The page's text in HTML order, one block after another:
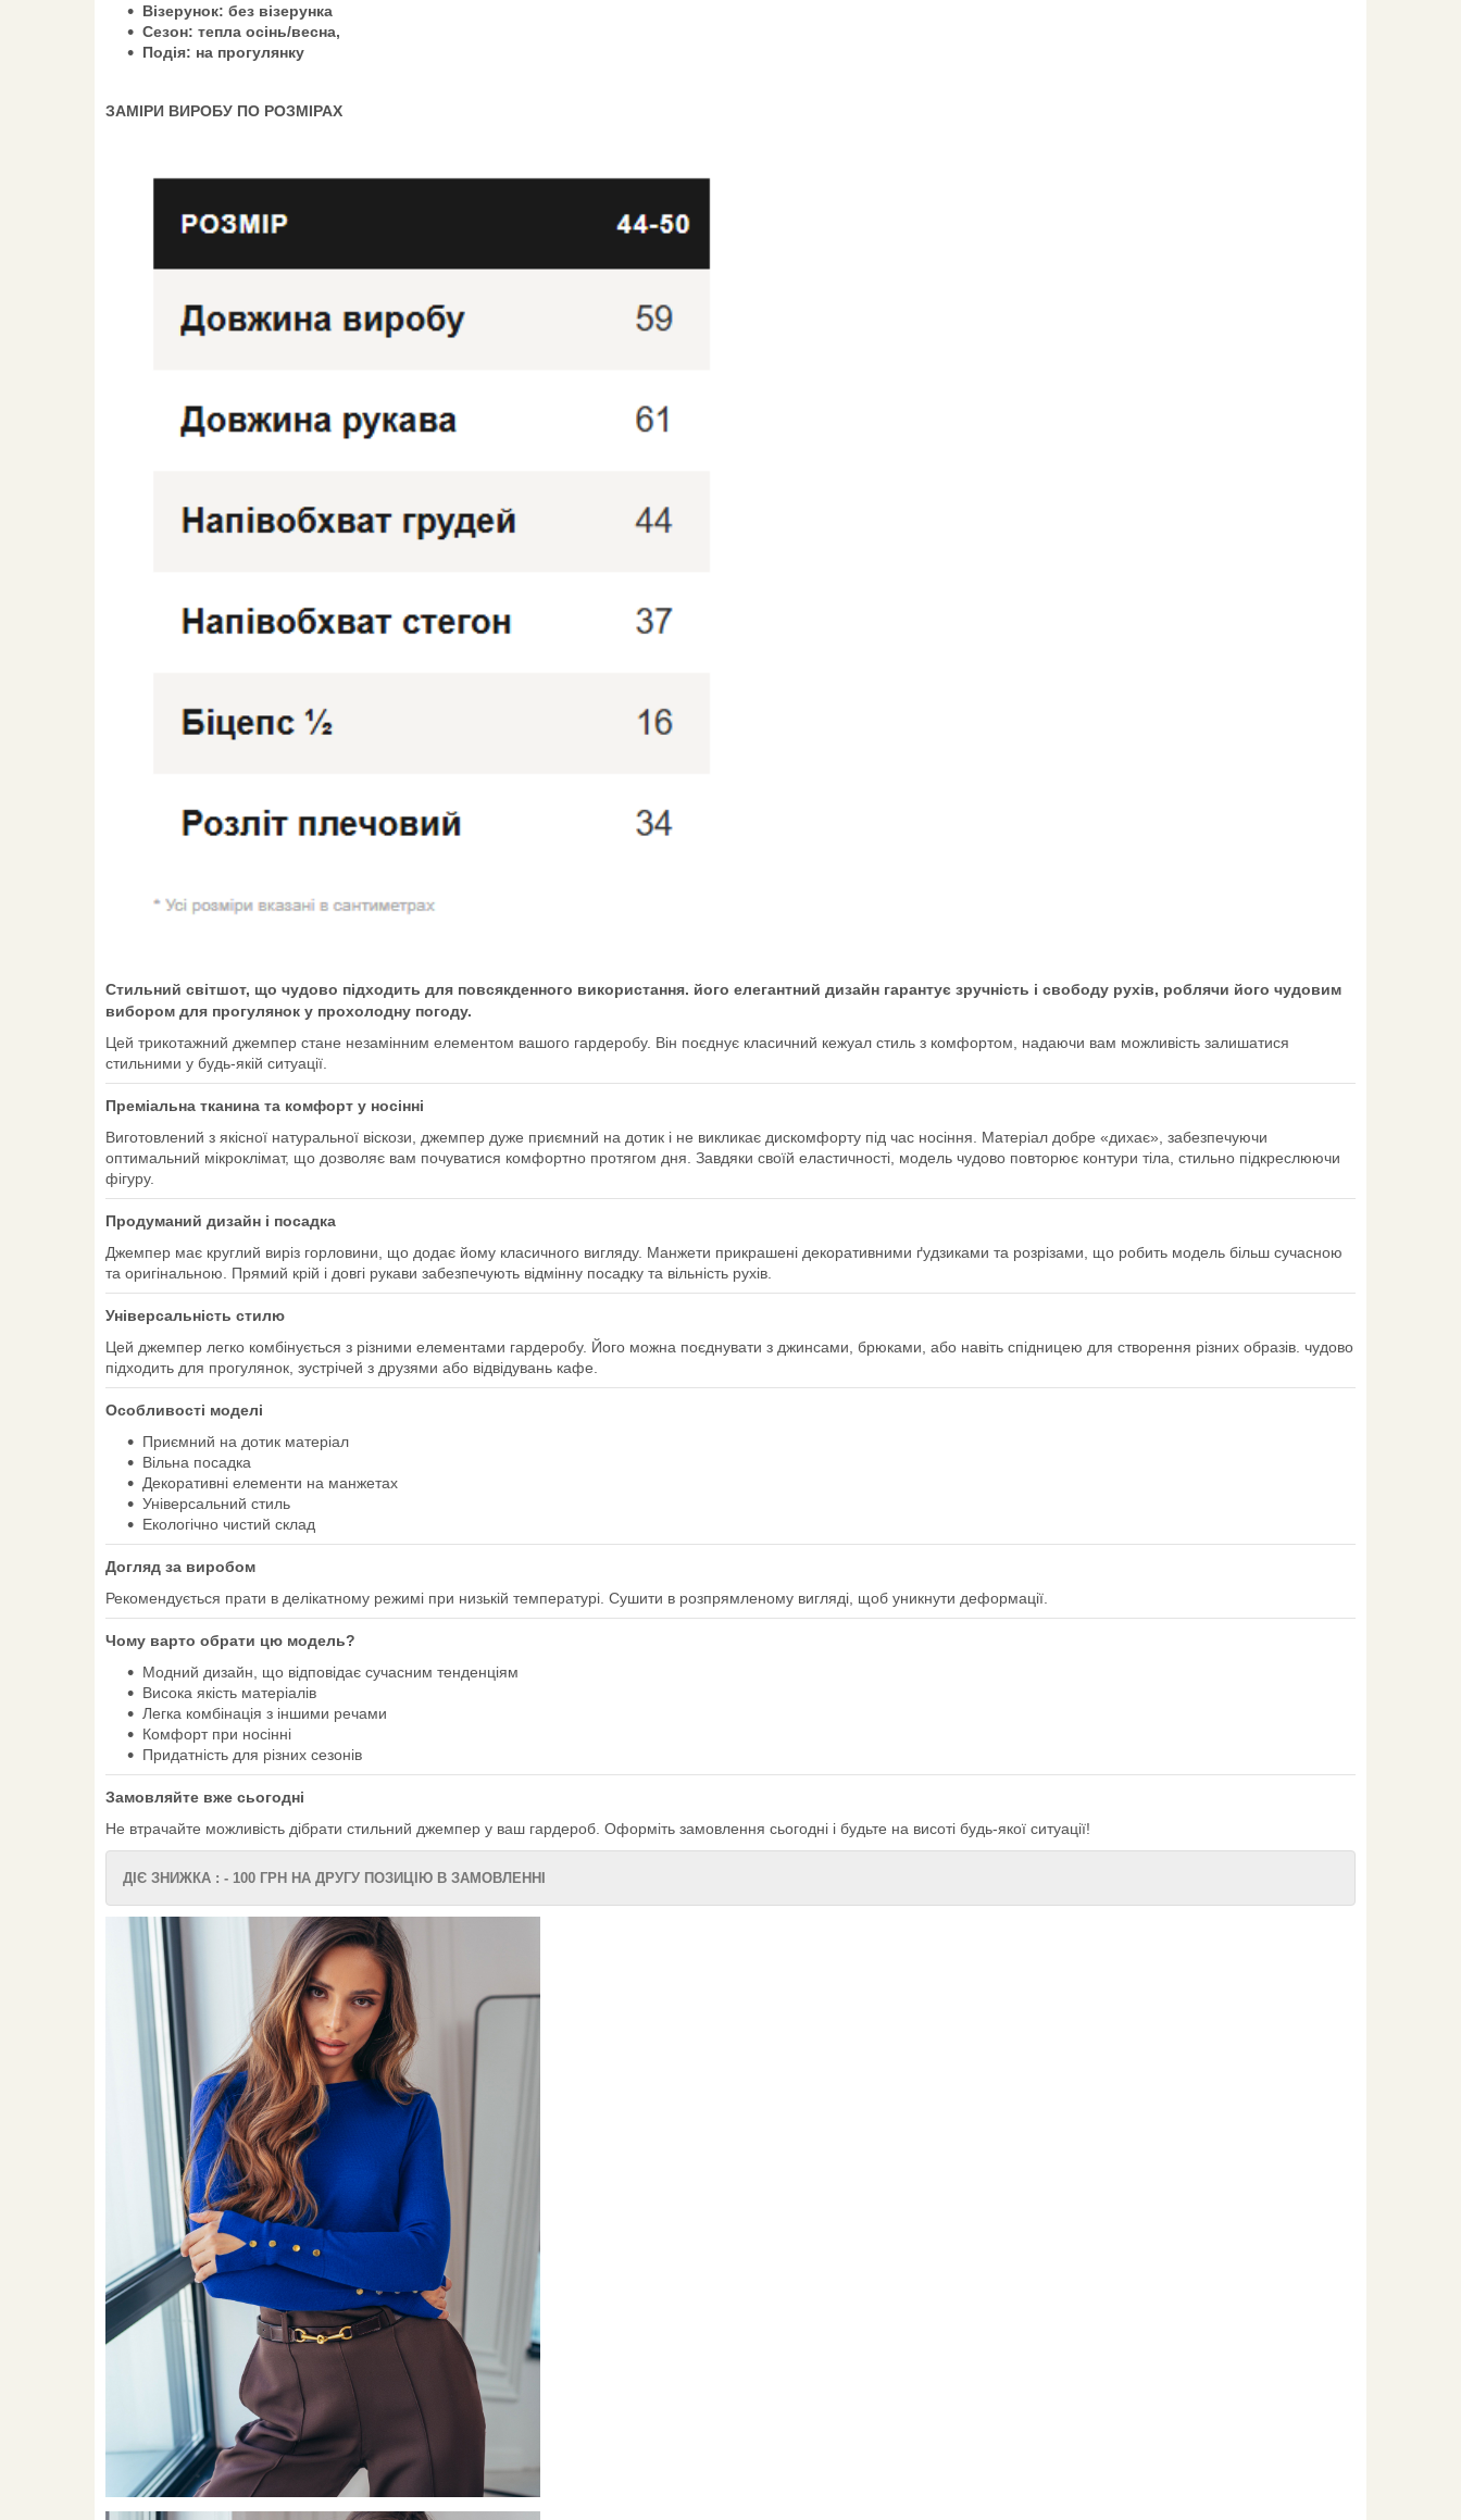
Візерунок: без візерунка
Сезон: тепла осінь/весна,
Подія: на прогулянку
ЗАМІРИ ВИРОБУ ПО РОЗМІРАХ
Стильний світшот, що чудово підходить для повсякденного використання. його елегантний дизайн гарантує зручність і свободу рухів, роблячи його чудовим
вибором для прогулянок у прохолодну погоду.
Цей трикотажний джемпер стане незамінним елементом вашого гардеробу. Він поєднує класичний кежуал стиль з комфортом, надаючи вам можливість залишатися
стильними у будь-якій ситуації.
Преміальна тканина та комфорт у носінні
Виготовлений з якісної натуральної віскози, джемпер дуже приємний на дотик і не викликає дискомфорту під час носіння. Матеріал добре «дихає», забезпечуючи
оптимальний мікроклімат, що дозволяє вам почуватися комфортно протягом дня. Завдяки своїй еластичності, модель чудово повторює контури тіла, стильно підкреслюючи
фігуру.
Продуманий дизайн і посадка
Джемпер має круглий виріз горловини, що додає йому класичного вигляду. Манжети прикрашені декоративними ґудзиками та розрізами, що робить модель більш сучасною
та оригінальною. Прямий крій і довгі рукави забезпечують відмінну посадку та вільність рухів.
Універсальність стилю
Цей джемпер легко комбінується з різними елементами гардеробу. Його можна поєднувати з джинсами, брюками, або навіть спідницею для створення різних образів. чудово
підходить для прогулянок, зустрічей з друзями або відвідувань кафе.
Особливості моделі
Приємний на дотик матеріал
Вільна посадка
Декоративні елементи на манжетах
Універсальний стиль
Екологічно чистий склад
Догляд за виробом
Рекомендується прати в делікатному режимі при низькій температурі. Сушити в розпрямленому вигляді, щоб уникнути деформації.
Чому варто обрати цю модель?
Модний дизайн, що відповідає сучасним тенденціям
Висока якість матеріалів
Легка комбінація з іншими речами
Комфорт при носінні
Придатність для різних сезонів
Замовляйте вже сьогодні
Не втрачайте можливість дібрати стильний джемпер у ваш гардероб. Оформіть замовлення сьогодні і будьте на висоті будь-якої ситуації!
ДІЄ ЗНИЖКА : - 100 ГРН НА ДРУГУ ПОЗИЦІЮ В ЗАМОВЛЕННІ